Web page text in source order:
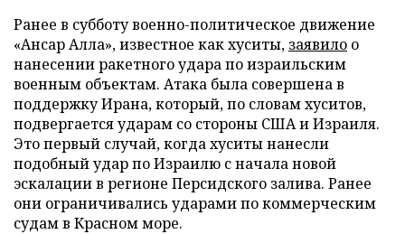
Ранее в субботу военно-политическое движение
«Ансар Алла», известное как хуситы, заявило о
нанесении ракетного удара по израильским
военным объектам. Атака была совершена в
поддержку Ирана, который, по словам хуситов,
подвергается ударам со стороны США и Израиля.
Это первый случай, когда хуситы нанесли
подобный удар по Израилю с начала новой
эскалации в регионе Персидского залива. Ранее
они ограничивались ударами по коммерческим
судам в Красном море.